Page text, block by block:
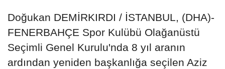
Doğukan DEMİRKIRDI / İSTANBUL, (DHA)-
FENERBAHÇE Spor Kulübü Olağanüstü
Seçimli Genel Kurulu'nda 8 yıl aranın
ardından yeniden başkanlığa seçilen Aziz